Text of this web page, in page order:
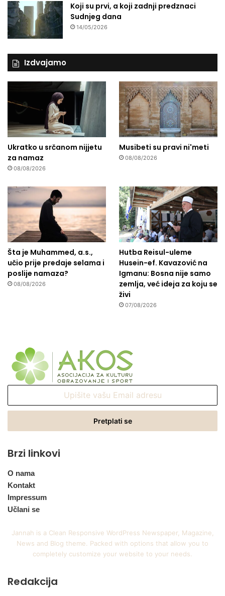
Koji su prvi, a koji zadnji predznaci
Sudnjeg dana
14/05/2026
Izdvajamo
Ukratko u srčanom nijjetu
za namaz
08/08/2026
Musibeti su pravi ni'meti
08/08/2026
Šta je Muhammed, a.s.,
učio prije predaje selama i
poslije namaza?
08/08/2026
Hutba Reisul-uleme
Husein-ef. Kavazović na
Igmanu: Bosna nije samo
zemlja, već ideja za koju se
živi
07/08/2026
Email
Brzi linkovi
O nama
Kontakt
Impressum
Učlani se
Jannah is a Clean Responsive WordPress Newspaper, Magazine,
News and Blog theme. Packed with options that allow you to
completely customize your website to your needs.
Redakcija